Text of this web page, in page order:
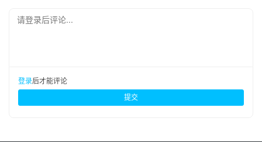
请登录后评论...
登录后才能评论
提交